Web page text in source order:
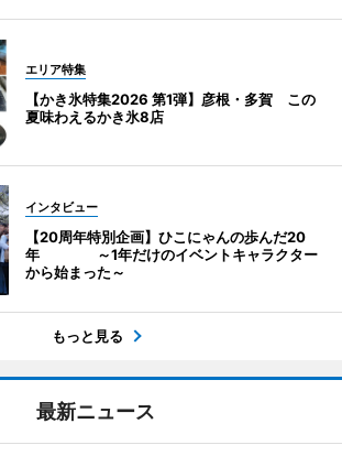
エリア特集
【かき氷特集2026 第1弾】彦根・多賀 この
夏味わえるかき氷8店
インタビュー
【20周年特別企画】ひこにゃんの歩んだ20
年 ～1年だけのイベントキャラクター
から始まった～
もっと見る
最新ニュース